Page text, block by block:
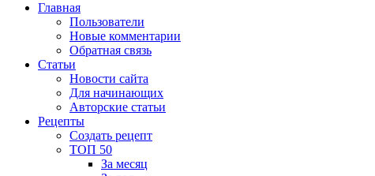
Главная
Пользователи
Новые комментарии
Обратная связь
Статьи
Новости сайта
Для начинающих
Авторские статьи
Рецепты
Создать рецепт
ТОП 50
За месяц